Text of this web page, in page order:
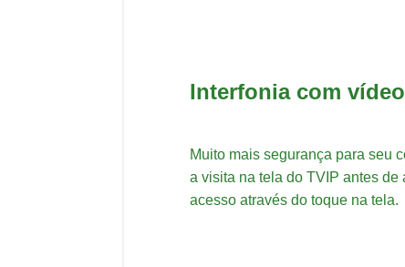
Interfonia com vídeo
Muito mais segurança para seu
a visita na tela do TVIP antes
acesso através do toque na tela.